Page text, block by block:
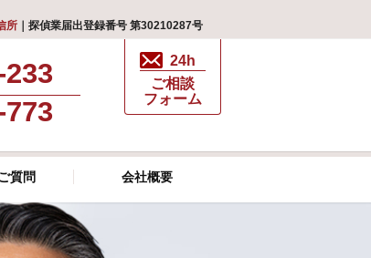
所 ｜探偵業届出登録番号 第30210287号
24h
ご相談
フォーム
質問 会社概要